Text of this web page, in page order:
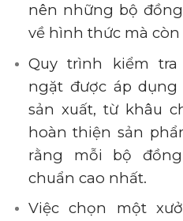
nên những bộ
về hình thức mà
Quy trình kiểm
ngặt được áp
sản xuất, từ khâu
hoàn thiện sản
rằng mỗi bộ
chuẩn cao nhất.
Việc chọn một